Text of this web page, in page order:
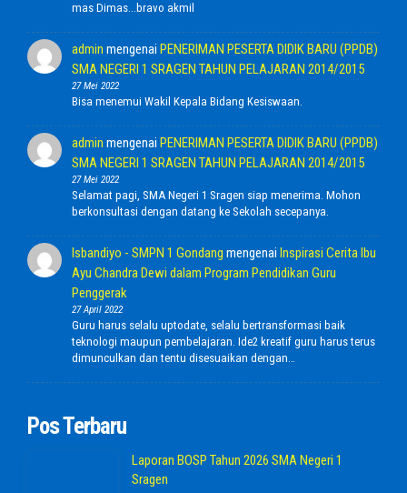
mas Dimas...bravo akmil
admin mengenai PENERIMAN PESERTA DIDIK BARU (PPDB)
SMA NEGERI 1 SRAGEN TAHUN PELAJARAN 2014/2015
27 Mei 2022
Bisa menemui Wakil Kepala Bidang Kesiswaan.
admin mengenai PENERIMAN PESERTA DIDIK BARU (PPDB)
SMA NEGERI 1 SRAGEN TAHUN PELAJARAN 2014/2015
27 Mei 2022
Selamat pagi, SMA Negeri 1 Sragen siap menerima. Mohon
berkonsultasi dengan datang ke Sekolah secepanya.
Isbandiyo - SMPN 1 Gondang mengenai Inspirasi Cerita Ibu
Ayu Chandra Dewi dalam Program Pendidikan Guru
Penggerak
27 April 2022
Guru harus selalu uptodate, selalu bertransformasi baik
teknologi maupun pembelajaran. Ide2 kreatif guru harus terus
dimunculkan dan tentu disesuaikan dengan…
Pos Terbaru
Laporan BOSP Tahun 2026 SMA Negeri 1
Sragen